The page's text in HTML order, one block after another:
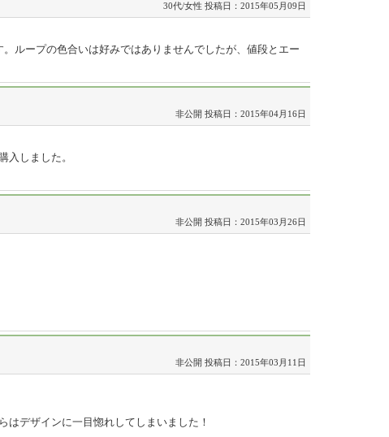
30代/女性 投稿日：2015年05月09日
ループの色合いは好みではありませんでしたが、値段とエー
非公開 投稿日：2015年04月16日
入しました。
非公開 投稿日：2015年03月26日
非公開 投稿日：2015年03月11日
デザインに一目惚れしてしまいました！